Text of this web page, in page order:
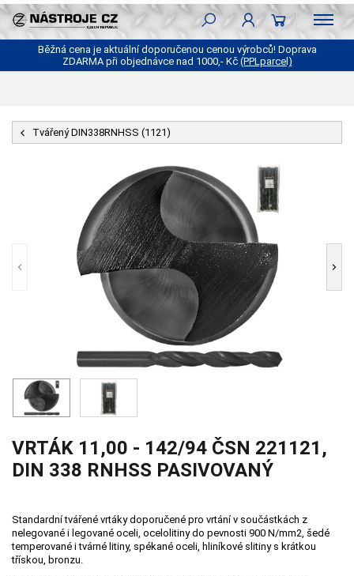
Běžná cena je aktuální doporučenou cenou výrobců! Doprava
ZDARMA při objednávce nad 1000,- Kč (PPLparcel)
Tvářený DIN338RNHSS (1121)
VRTÁK 11,00 - 142/94 ČSN 221121,
DIN 338 RNHSS PASIVOVANÝ
Standardní tvářené vrtáky doporučené pro vrtání v součástkách z
nelegované i legované oceli, ocelolitiny do pevnosti 900 N/mm2, šedé
temperované i tvárné litiny, spékané oceli, hliníkové slitiny s krátkou
třískou, bronzu.